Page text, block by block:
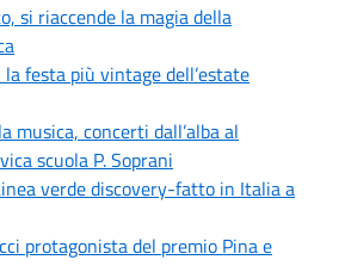
si riaccende la magia della
festa più vintage dell’estate
musica, concerti dall’alba al
scuola P. Soprani
verde discovery-fatto in Italia a
protagonista del premio Pina e